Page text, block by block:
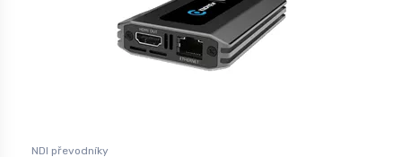
NDI převodníky